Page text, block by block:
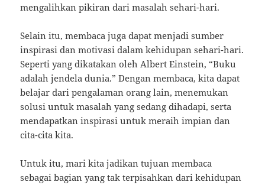
mengalihkan pikiran dari masalah sehari-hari.
Selain itu, membaca juga dapat menjadi sumber
inspirasi dan motivasi dalam kehidupan sehari-hari.
Seperti yang dikatakan oleh Albert Einstein, “Buku
adalah jendela dunia.” Dengan membaca, kita dapat
belajar dari pengalaman orang lain, menemukan
solusi untuk masalah yang sedang dihadapi, serta
mendapatkan inspirasi untuk meraih impian dan
cita-cita kita.
Untuk itu, mari kita jadikan tujuan membaca
sebagai bagian yang tak terpisahkan dari kehidupan